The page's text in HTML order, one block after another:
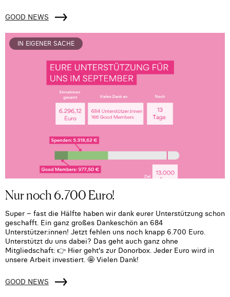
GOOD NEWS
IN EIGENER SACHE
Nur noch 6.700 Euro!
Super – fast die Hälfte haben wir dank eurer Unterstützung schon
geschafft. Ein ganz großes Dankeschön an 684
Unterstützer:innen! Jetzt fehlen uns noch knapp 6.700 Euro.
Unterstützt du uns dabei? Das geht auch ganz ohne
Mitgliedschaft: 👉 Hier geht's zur Donorbox. Jeder Euro wird in
unsere Arbeit investiert. 🤩 Vielen Dank!
GOOD NEWS